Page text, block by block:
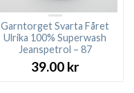
Garntorget Svarta Fåret
Ulrika 100% Superwash
Jeanspetrol – 87
39.00 kr